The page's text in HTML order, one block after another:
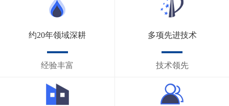
约20年领域深耕
经验丰富
多项先进技术
技术领先